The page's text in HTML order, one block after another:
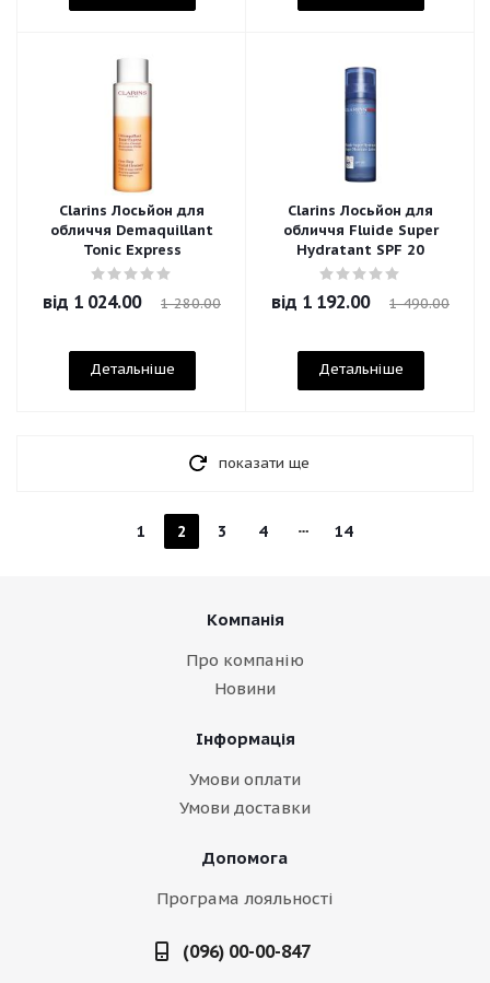
Clarins Лосьйон для
обличчя Demaquillant
Tonic Express
від 1 024.00 1 280.00
Детальніше
Clarins Лосьйон для
обличчя Fluide Super
Hydratant SPF 20
від 1 192.00 1 490.00
Детальніше
показати ще
1 2 3 4 14
Компанія
Про компанію
Новини
Інформація
Умови оплати
Умови доставки
Допомога
Програма лояльності
(096) 00-00-847